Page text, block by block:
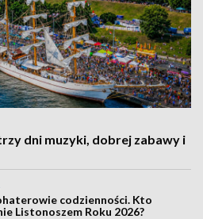
dni muzyki, dobrej zabawy i
codzienności. Kto
Listonoszem Roku 2026?